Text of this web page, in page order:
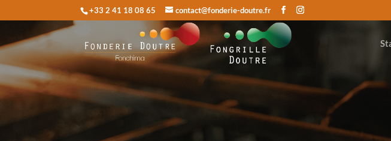
+33 2 41 18 08 65 contact@fonderie-doutre.fr